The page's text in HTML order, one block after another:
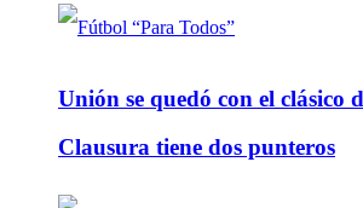
Unión se quedó con el clásico
Clausura tiene dos punteros